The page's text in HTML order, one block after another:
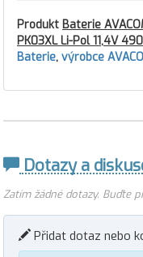
Produkt Baterie
PK03XL Li-Pol 11,4V
Baterie, výrobce
Dotazy a
Zatím žádné dotazy. Buďte
Přidat dotaz nebo